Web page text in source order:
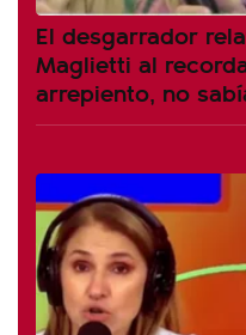
El desgarrador
Maglietti al
arrepiento, no